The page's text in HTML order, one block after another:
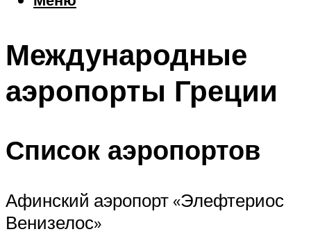
Шоппинг
Что посетить
Международные
аэропорты Греции
Список аэропортов
Афинский аэропорт «Элефтериос
Венизелос»